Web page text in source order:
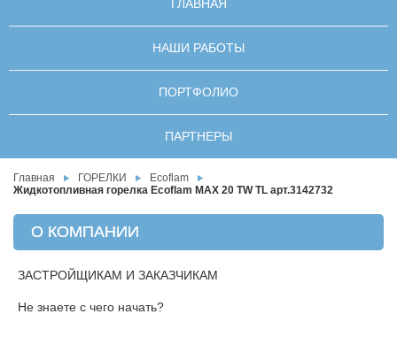
ГЛАВНАЯ
НАШИ РАБОТЫ
ПОРТФОЛИО
ПАРТНЕРЫ
Главная ГОРЕЛКИ
Ecoflam
Жидкотопливная горелка Ecoflam MAX 20 TW TL арт.3142732
О КОМПАНИИ
ЗАСТРОЙЩИКАМ И ЗАКАЗЧИКАМ
Не знаете с чего начать?